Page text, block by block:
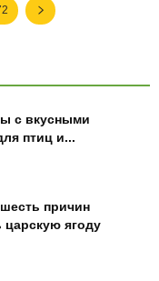
с вкусными
птиц и...
причин
царскую ягоду